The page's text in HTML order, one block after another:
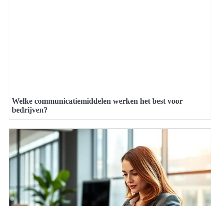
Welke communicatiemiddelen werken het best voor
bedrijven?